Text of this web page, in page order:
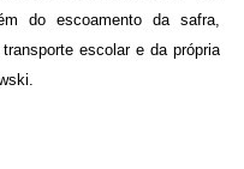
do escoamento da safra,
escolar e da própria